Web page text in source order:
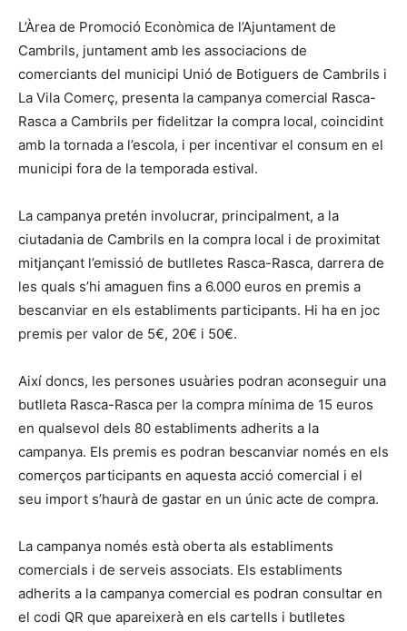
L’Àrea de Promoció Econòmica de l’Ajuntament de
Cambrils, juntament amb les associacions de
comerciants del municipi Unió de Botiguers de Cambrils i
La Vila Comerç, presenta la campanya comercial Rasca-
Rasca a Cambrils per fidelitzar la compra local, coincidint
amb la tornada a l’escola, i per incentivar el consum en el
municipi fora de la temporada estival.
La campanya pretén involucrar, principalment, a la
ciutadania de Cambrils en la compra local i de proximitat
mitjançant l’emissió de butlletes Rasca-Rasca, darrera de
les quals s’hi amaguen fins a 6.000 euros en premis a
bescanviar en els establiments participants. Hi ha en joc
premis per valor de 5€, 20€ i 50€.
Així doncs, les persones usuàries podran aconseguir una
butlleta Rasca-Rasca per la compra mínima de 15 euros
en qualsevol dels 80 establiments adherits a la
campanya. Els premis es podran bescanviar només en els
comerços participants en aquesta acció comercial i el
seu import s’haurà de gastar en un únic acte de compra.
La campanya només està oberta als establiments
comercials i de serveis associats. Els establiments
adherits a la campanya comercial es podran consultar en
el codi QR que apareixerà en els cartells i butlletes